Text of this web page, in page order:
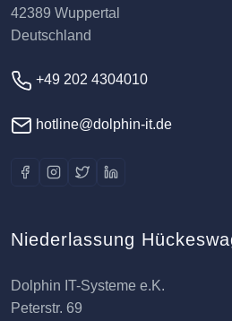
42389 Wuppertal
Deutschland
+49 202 4304010
hotline@dolphin-it.de
Niederlassung
Dolphin IT-Systeme e.K.
Peterstr. 69